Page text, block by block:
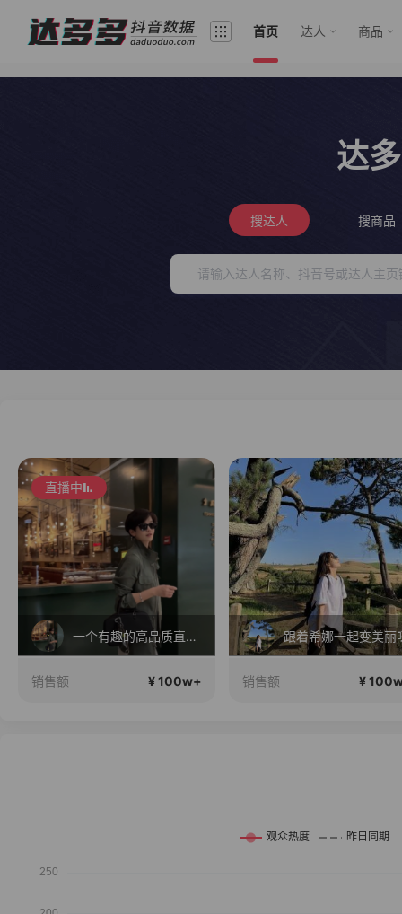
首页 达人 商品
达
搜达人 搜商品
直播中
一个有趣的高品质直播间~
销售额 ¥ 100w+
跟着希娜一起变美丽
销售额 ¥